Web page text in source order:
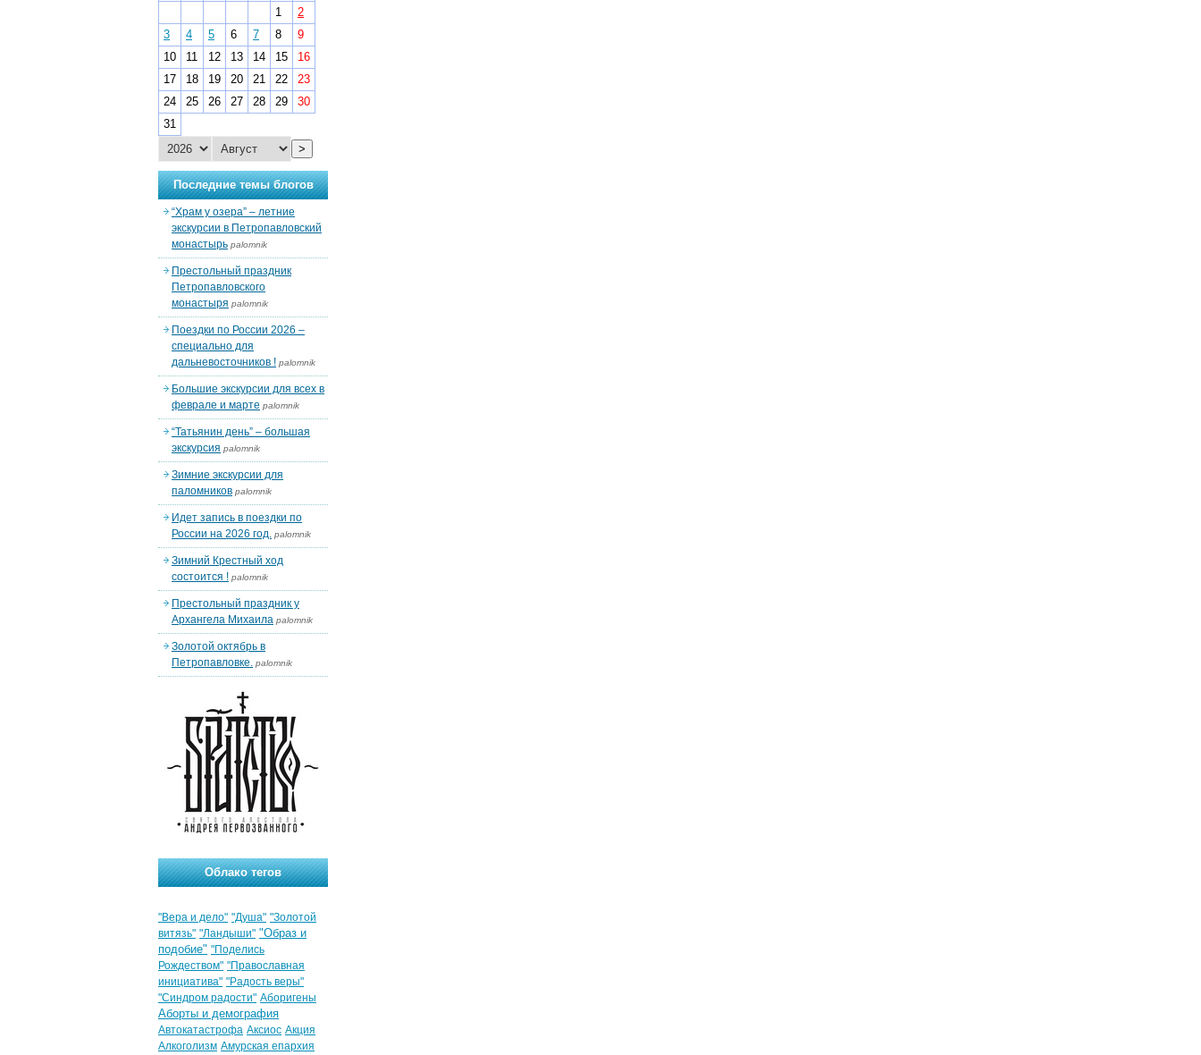
1
2
3
4 5 6 7 8
9
10
11 12 13 14 15
16
17
18 19 20 21 22
23
24
25 26 27 28 29
30
31
>
Последние темы блогов
“Храм у озера” – летние
экскурсии в Петропавловский
монастырь palomnik
Престольный праздник
Петропавловского
монастыря palomnik
Поездки по России 2026 –
специально для
дальневосточников ! palomnik
Большие экскурсии для всех в
феврале и марте palomnik
“Татьянин день” – большая
экскурсия palomnik
Зимние экскурсии для
паломников palomnik
Идет запись в поездки по
России на 2026 год. palomnik
Зимний Крестный ход
состоится ! palomnik
Престольный праздник у
Архангела Михаила palomnik
Золотой октябрь в
Петропавловке. palomnik
Облако тегов
"Вера и дело" "Душа" "Золотой
витязь" "Ландыши" "Образ и
подобие" "Поделись
Рождеством" "Православная
инициатива" "Радость веры"
"Синдром радости" Аборигены
Аборты и демография
Автокатастрофа Аксиос Акция
Алкоголизм Амурская епархия